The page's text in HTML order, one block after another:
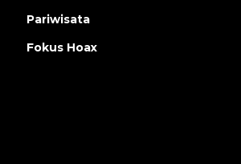
Pariwisata
Fokus Hoax